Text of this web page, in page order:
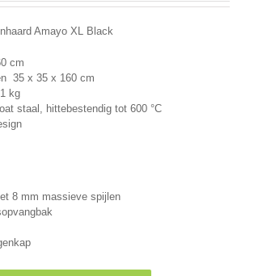
Amayo XL Black
cm
35 x 35 x 160 cm
kg
staal, hittebestendig tot 600 °C
8 mm massieve spijlen